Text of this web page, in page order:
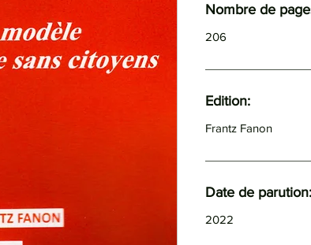
Nombre de
206
Edition:
Frantz Fanon
Date de parution:
2022